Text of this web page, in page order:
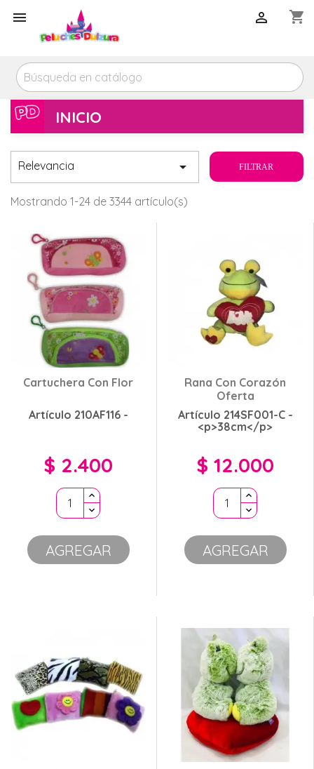
 shopping_cart

INICIO
Relevancia  FILTRAR
Mostrando 1-24 de 3344 artículo(s)
Cartuchera Con Flor
Artículo 210AF116 -
Precio
$ 2.400
AGREGAR
Rana Con Corazón
Oferta
Artículo 214SF001-C -
<p>38cm</p>
Precio
$ 12.000
AGREGAR